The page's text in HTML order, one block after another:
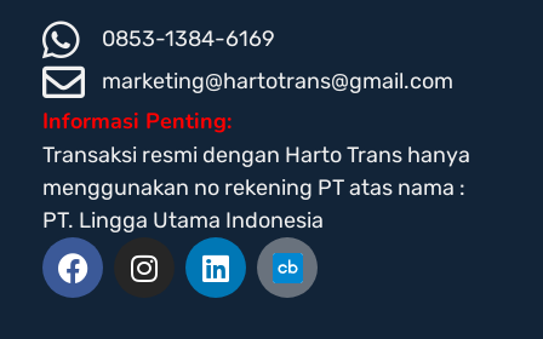
0853-1384-6169
marketing@hartotrans@gmail.com
Informasi Penting:
Transaksi resmi dengan Harto Trans hanya
menggunakan no rekening PT atas nama :
PT. Lingga Utama Indonesia